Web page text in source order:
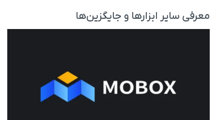
معرفی سایر ابزارها و جایگزین‌ها